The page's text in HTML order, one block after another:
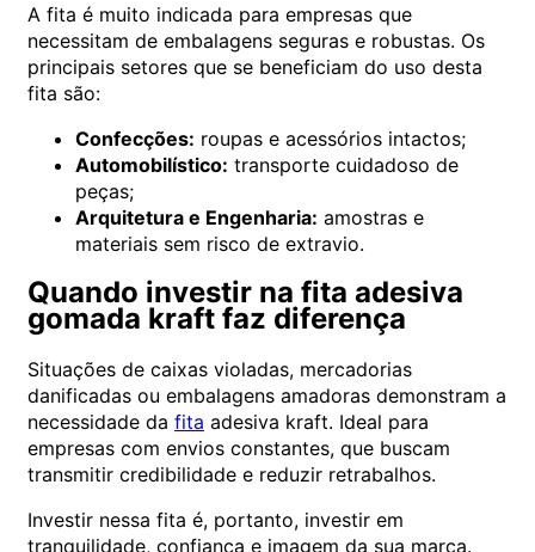
A fita é muito indicada para empresas que
necessitam de embalagens seguras e robustas. Os
principais setores que se beneficiam do uso desta
fita são:
Confecções: roupas e acessórios intactos;
Automobilístico: transporte cuidadoso de
peças;
Arquitetura e Engenharia: amostras e
materiais sem risco de extravio.
Quando investir na fita adesiva
gomada kraft faz diferença
Situações de caixas violadas, mercadorias
danificadas ou embalagens amadoras demonstram a
necessidade da fita adesiva kraft. Ideal para
empresas com envios constantes, que buscam
transmitir credibilidade e reduzir retrabalhos.
Investir nessa fita é, portanto, investir em
tranquilidade, confiança e imagem da sua marca.